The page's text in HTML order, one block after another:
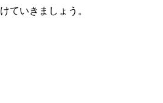
ていきましょう。